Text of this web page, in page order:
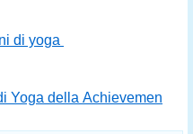
di yoga
Yoga della Achievement